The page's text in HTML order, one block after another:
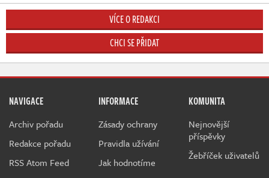
VÍCE O REDAKCI
CHCI SE PŘIDAT
NAVIGACE
Archiv pořadu
Redakce pořadu
RSS Atom Feed
INFORMACE
Zásady ochrany
Pravidla užívání
Jak hodnotíme
KOMUNITA
Nejnovější
příspěvky
Žebříček uživatelů